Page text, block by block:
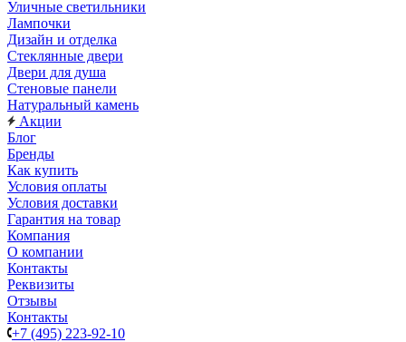
Уличные светильники
Лампочки
Дизайн и отделка
Стеклянные двери
Двери для душа
Стеновые панели
Натуральный камень
Акции
Блог
Бренды
Как купить
Условия оплаты
Условия доставки
Гарантия на товар
Компания
О компании
Контакты
Реквизиты
Отзывы
Контакты
+7 (495) 223-92-10